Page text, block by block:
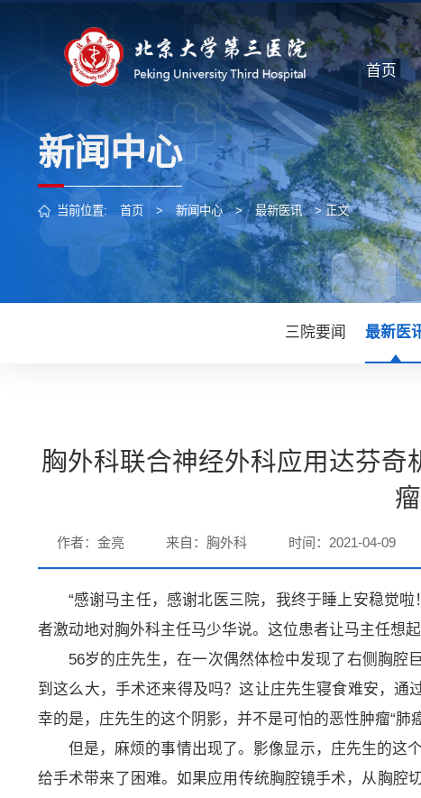
首页
新闻中心
当前位置: 首页 > 新闻中心 > 最新医讯 > 正文
三院要闻 最新医
胸外科联合神经外科应用达芬
作者：金亮 来自：胸外科 时间：2021-04-09
“感谢马主任，感谢北医三院，我终于睡上安稳觉
者激动地对胸外科主任马少华说。这位患者让马主任想
56岁的庄先生，在一次偶然体检中发现了右侧胸腔
到这么大，手术还来得及吗？这让庄先生寝食难安，通
幸的是，庄先生的这个阴影，并不是可怕的恶性肿瘤“
但是，麻烦的事情出现了。影像显示，庄先生的这
给手术带来了困难。如果应用传统胸腔镜手术，从胸腔